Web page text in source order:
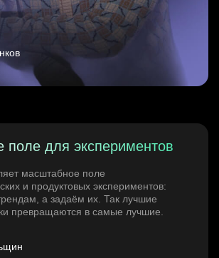
поле для экспериментов
масштабное поле
и продуктовых экспериментов:
а задаём их. Так лучшие
превращаются в самые лучшие.